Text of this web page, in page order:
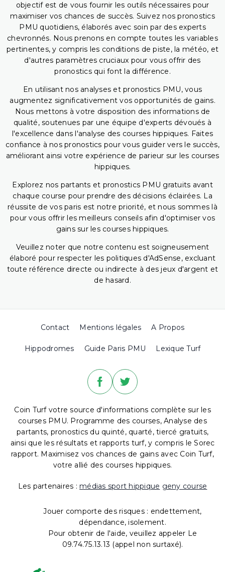
objectif est de vous fournir les outils nécessaires pour
maximiser vos chances de succès. Suivez nos pronostics
PMU quotidiens, élaborés avec soin par des experts
chevronnés. Nous prenons en compte toutes les variables
pertinentes, y compris les conditions de piste, la météo, et
d'autres paramètres cruciaux pour vous offrir des
pronostics qui font la différence.
En utilisant nos analyses et pronostics PMU, vous
augmentez significativement vos opportunités de gains.
Nous mettons à votre disposition des informations de
qualité, soutenues par une équipe d'experts dévoués à
l'excellence dans l'analyse des courses hippiques. Faites
confiance à nos pronostics pour vous guider vers le succès,
améliorant ainsi votre expérience de parieur sur les courses
hippiques.
Explorez nos partants et pronostics PMU gratuits avant
chaque course pour prendre des décisions éclairées. La
réussite de vos paris est notre priorité, et nous sommes là
pour vous offrir les meilleurs conseils afin d'optimiser vos
gains sur les courses hippiques.
Veuillez noter que notre contenu est soigneusement
élaboré pour respecter les politiques d'AdSense, excluant
toute référence directe ou indirecte à des jeux d'argent et
de hasard.
Contact Mentions légales A Propos
Hippodromes Guide Paris PMU Lexique Turf
Coin Turf votre source d'informations complète sur les
courses PMU. Programme des courses, Analyse des
partants, pronostics du quinté, quarté, tiercé gratuits,
ainsi que les résultats et rapports turf, y compris le Sorec
rapport. Maximisez vos chances de gains avec Coin Turf,
votre allié des courses hippiques.
Les partenaires : médias sport hippique geny course
Jouer comporte des risques : endettement,
dépendance, isolement.
Pour obtenir de l'aide, veuillez appeler Le
09.74.75.13.13 (appel non surtaxé).